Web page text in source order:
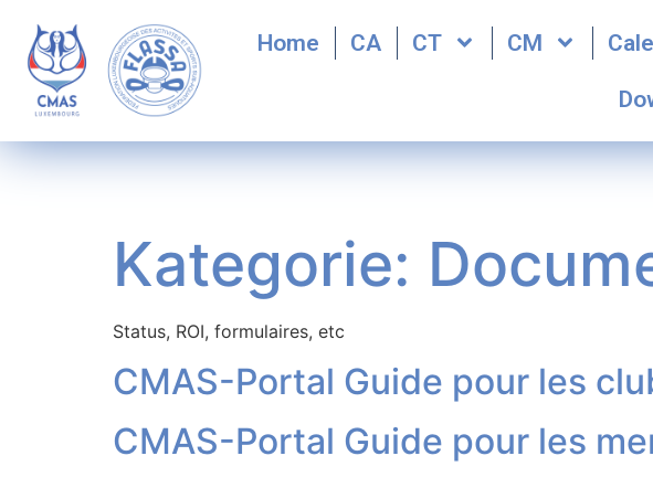
Home CA CT CM
Kategorie:
Status, ROI, formulaires, etc
CMAS-Portal Guide pour les
CMAS-Portal Guide pour les